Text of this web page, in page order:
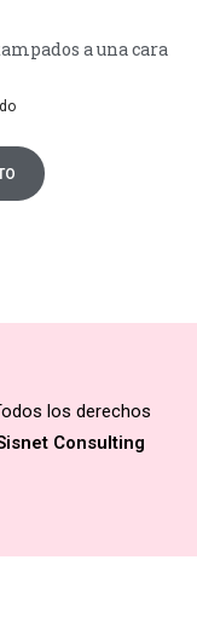
a una cara
los derechos
Consulting